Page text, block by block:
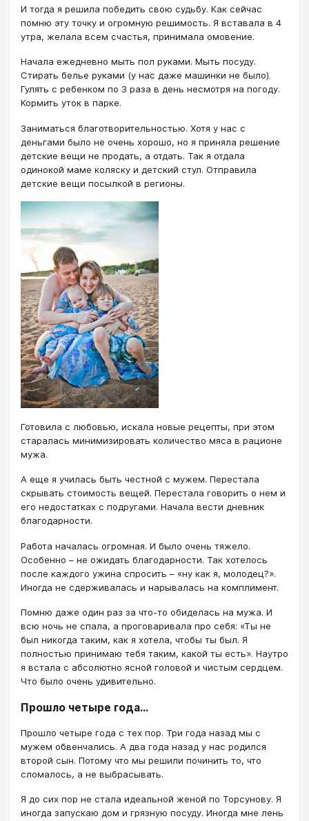
И тогда я решила победить свою судьбу. Как сейчас
помню эту точку и огромную решимость. Я вставала в 4
утра, желала всем счастья, принимала омовение.
Начала ежедневно мыть пол руками. Мыть посуду.
Стирать белье руками (у нас даже машинки не было).
Гулять с ребенком по 3 раза в день несмотря на погоду.
Кормить уток в парке.
Заниматься благотворительностью. Хотя у нас с
деньгами было не очень хорошо, но я приняла решение
детские вещи не продать, а отдать. Так я отдала
одинокой маме коляску и детский стул. Отправила
детские вещи посылкой в регионы.
Готовила с любовью, искала новые рецепты, при этом
старалась минимизировать количество мяса в рационе
мужа.
А еще я училась быть честной с мужем. Перестала
скрывать стоимость вещей. Перестала говорить о нем и
его недостатках с подругами. Начала вести дневник
благодарности.
Работа началась огромная. И было очень тяжело.
Особенно – не ожидать благодарности. Так хотелось
после каждого ужина спросить – «ну как я, молодец?».
Иногда не сдерживалась и нарывалась на комплимент.
Помню даже один раз за что-то обиделась на мужа. И
всю ночь не спала, а проговаривала про себя: «Ты не
был никогда таким, как я хотела, чтобы ты был. Я
полностью принимаю тебя таким, какой ты есть». Наутро
я встала с абсолютно ясной головой и чистым сердцем.
Что было очень удивительно.
Прошло четыре года…
Прошло четыре года с тех пор. Три года назад мы с
мужем обвенчались. А два года назад у нас родился
второй сын. Потому что мы решили починить то, что
сломалось, а не выбрасывать.
Я до сих пор не стала идеальной женой по Торсунову. Я
иногда запускаю дом и грязную посуду. Иногда мне лень